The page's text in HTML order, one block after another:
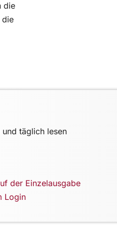
die
die
täglich lesen
der Einzelausgabe
Login